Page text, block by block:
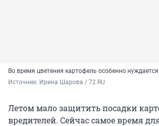
Во время цветения картофель особенно
Источник: Ирина Шарова / 72.RU
Летом мало защитить посадки
вредителей. Сейчас самое время